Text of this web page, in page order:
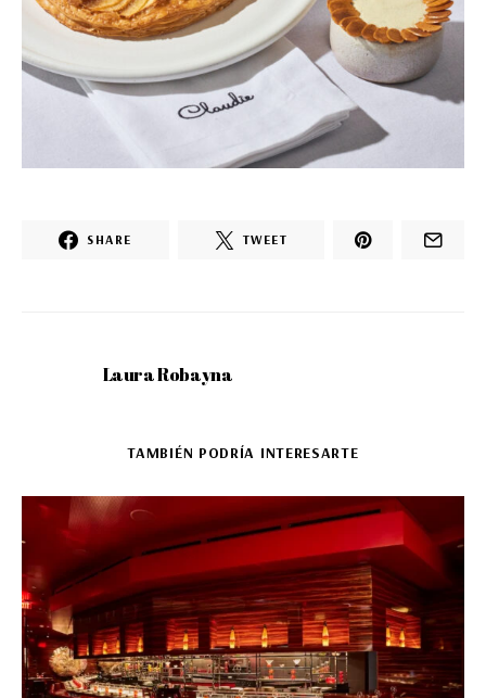
SHARE TWEET
Laura Robayna
TAMBIÉN PODRÍA INTERESARTE